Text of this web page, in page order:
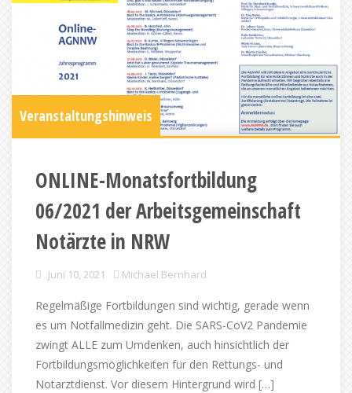
Veranstaltungshinweis
ONLINE-Monatsfortbildung
06/2021 der Arbeitsgemeinschaft
Notärzte in NRW
Juni 10, 2021 Michael Bernhard
Regelmäßige Fortbildungen sind wichtig, gerade wenn
es um Notfallmedizin geht. Die SARS-CoV2 Pandemie
zwingt ALLE zum Umdenken, auch hinsichtlich der
Fortbildungsmöglichkeiten für den Rettungs- und
Notarztdienst. Vor diesem Hintergrund wird […]